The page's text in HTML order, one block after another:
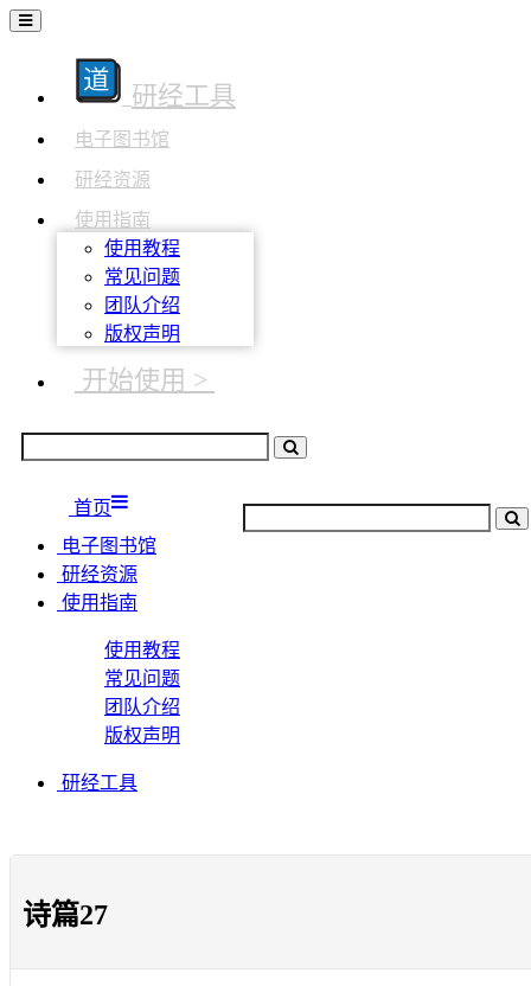
研经工具
电子图书馆
研经资源
使用指南
使用教程
常见问题
团队介绍
版权声明
开始使用 >
首页
电子图书馆
研经资源
使用指南
使用教程
常见问题
团队介绍
版权声明
研经工具
诗篇27